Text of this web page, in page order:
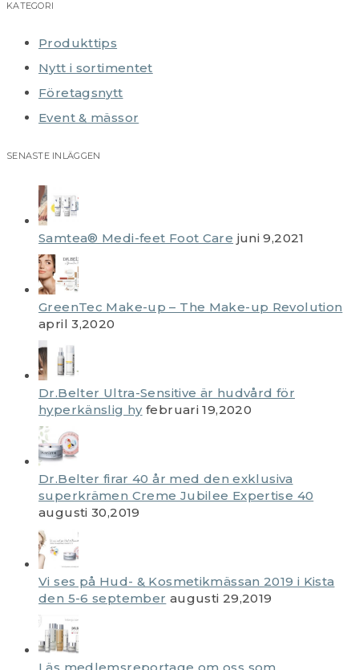
KATEGORI
Produkttips
Nytt i sortimentet
Företagsnytt
Event & mässor
SENASTE INLÄGGEN
Samtea® Medi-feet Foot Care juni 9,2021
GreenTec Make-up – The Make-up Revolution
april 3,2020
Dr.Belter Ultra-Sensitive är hudvård för
hyperkänslig hy februari 19,2020
Dr.Belter firar 40 år med den exklusiva
superkrämen Creme Jubilee Expertise 40
augusti 30,2019
Vi ses på Hud- & Kosmetikmässan 2019 i Kista
den 5-6 september augusti 29,2019
Läs medlemsreportage om oss som